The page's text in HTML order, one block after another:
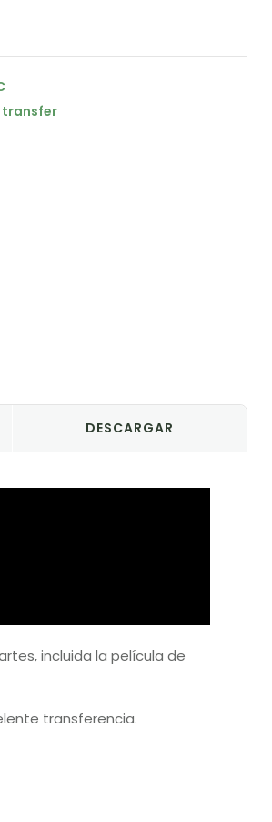
transfer
DESCARGAR
incluida la película de
transferencia.